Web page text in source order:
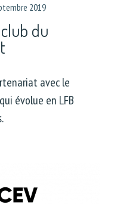
2019
du
avec le
évolue en LFB